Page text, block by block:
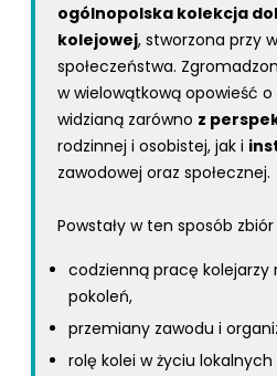
ogólnopolska kolekcja
kolejowej, stworzona przy
społeczeństwa.
w wielowątkową opowieść o
widzianą zarówno z
rodzinnej i osobistej, jak i
zawodowej oraz społecznej.
Powstały w ten sposób zbiór
codzienną pracę kolejarzy
pokoleń,
przemiany zawodu i
rolę kolei w życiu lokalnych